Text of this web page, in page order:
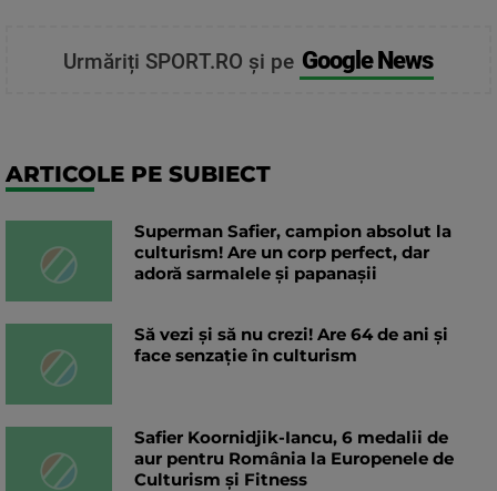
Urmăriți SPORT.RO și pe Google News
ARTICOLE PE SUBIECT
Superman Safier, campion absolut la
culturism! Are un corp perfect, dar
adoră sarmalele și papanașii
Să vezi și să nu crezi! Are 64 de ani și
face senzație în culturism
Safier Koornidjik-Iancu, 6 medalii de
aur pentru România la Europenele de
Culturism și Fitness